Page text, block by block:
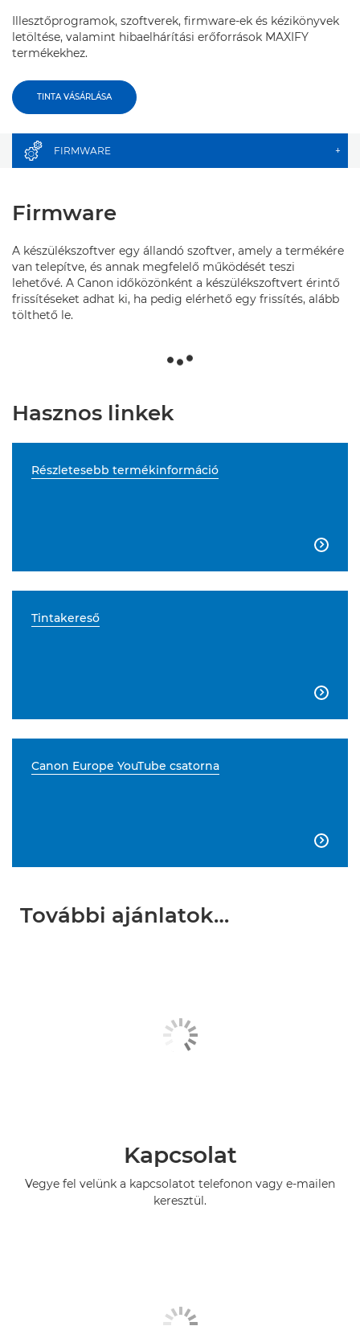
Illesztőprogramok, szoftverek, firmware-ek és kézikönyvek
letöltése, valamint hibaelhárítási erőforrások MAXIFY
termékekhez.
TINTA VÁSÁRLÁSA
FIRMWARE +
Firmware
A készülékszoftver egy állandó szoftver, amely a termékére
van telepítve, és annak megfelelő működését teszi
lehetővé. A Canon időközönként a készülékszoftvert érintő
frissítéseket adhat ki, ha pedig elérhető egy frissítés, alább
tölthető le.
Hasznos linkek
Részletesebb termékinformáció

Tintakereső

Canon Europe YouTube csatorna

További ajánlatok…
Kapcsolat
Vegye fel velünk a kapcsolatot telefonon vagy e-mailen
keresztül.